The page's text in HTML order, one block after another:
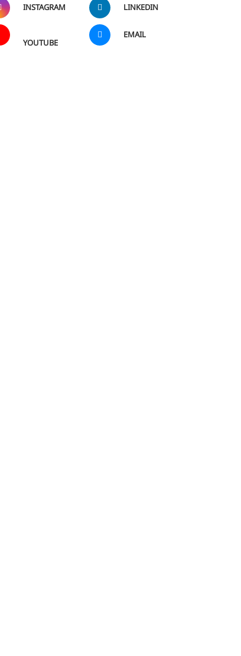
INSTAGRAM LINKEDIN
YOUTUBE
EMAIL